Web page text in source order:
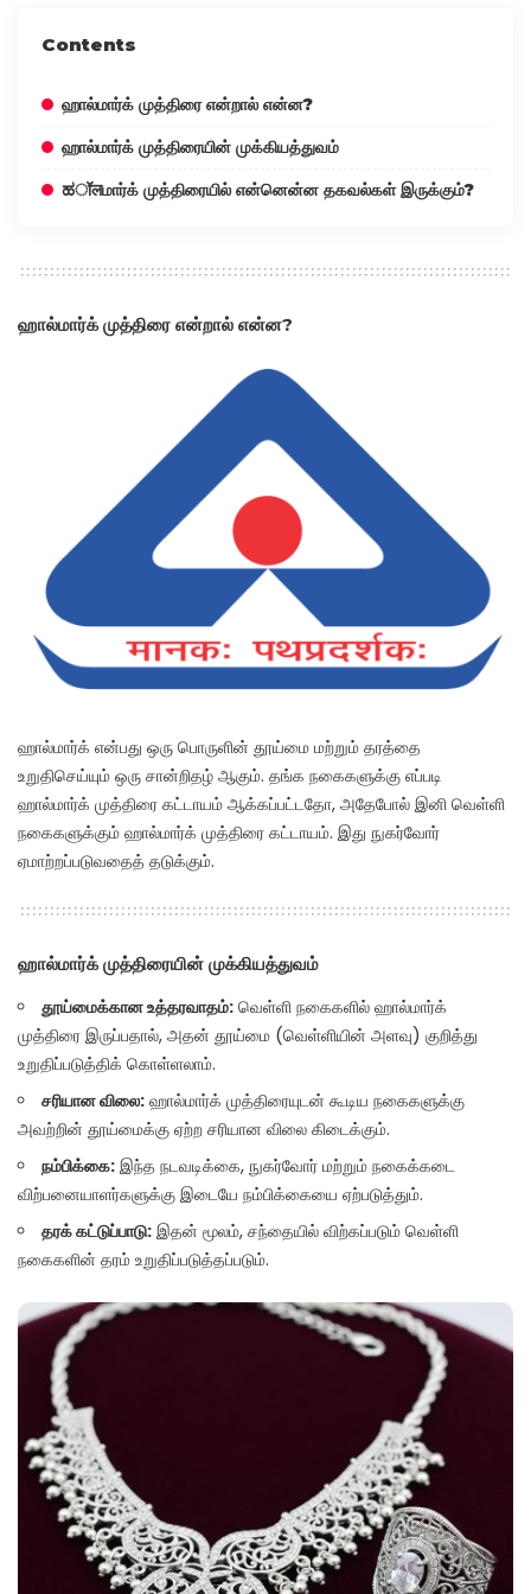
Contents
ஹால்மார்க் முத்திரை என்றால் என்ன?
ஹால்மார்க் முத்திரையின் முக்கியத்துவம்
ಹॉलமார்க் முத்திரையில் என்னென்ன தகவல்கள் இருக்கும்?
ஹால்மார்க் முத்திரை என்றால் என்ன?
ஹால்மார்க் என்பது ஒரு பொருளின் தூய்மை மற்றும் தரத்தை
உறுதிசெய்யும் ஒரு சான்றிதழ் ஆகும். தங்க நகைகளுக்கு எப்படி
ஹால்மார்க் முத்திரை கட்டாயம் ஆக்கப்பட்டதோ, அதேபோல் இனி வெள்ளி
நகைகளுக்கும் ஹால்மார்க் முத்திரை கட்டாயம். இது நுகர்வோர்
ஏமாற்றப்படுவதைத் தடுக்கும்.
ஹால்மார்க் முத்திரையின் முக்கியத்துவம்
தூய்மைக்கான உத்தரவாதம்: வெள்ளி நகைகளில் ஹால்மார்க்
முத்திரை இருப்பதால், அதன் தூய்மை (வெள்ளியின் அளவு) குறித்து
உறுதிப்படுத்திக் கொள்ளலாம்.
சரியான விலை: ஹால்மார்க் முத்திரையுடன் கூடிய நகைகளுக்கு
அவற்றின் தூய்மைக்கு ஏற்ற சரியான விலை கிடைக்கும்.
நம்பிக்கை: இந்த நடவடிக்கை, நுகர்வோர் மற்றும் நகைக்கடை
விற்பனையாளர்களுக்கு இடையே நம்பிக்கையை ஏற்படுத்தும்.
தரக் கட்டுப்பாடு: இதன் மூலம், சந்தையில் விற்கப்படும் வெள்ளி
நகைகளின் தரம் உறுதிப்படுத்தப்படும்.